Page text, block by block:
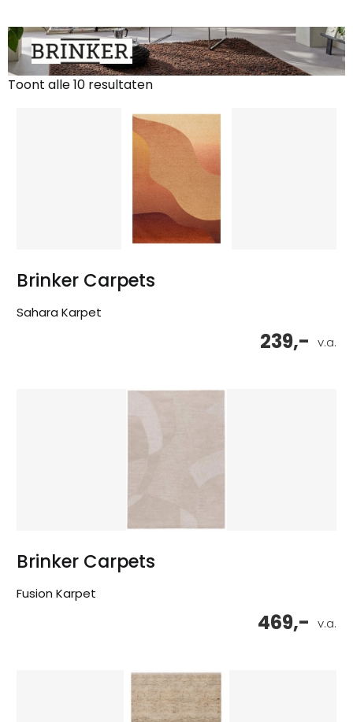
Toont alle 10 resultaten
Gesorteerd
Brinker Carpets
Sahara Karpet
v.a.
239,-
Brinker Carpets
Fusion Karpet
v.a.
469,-